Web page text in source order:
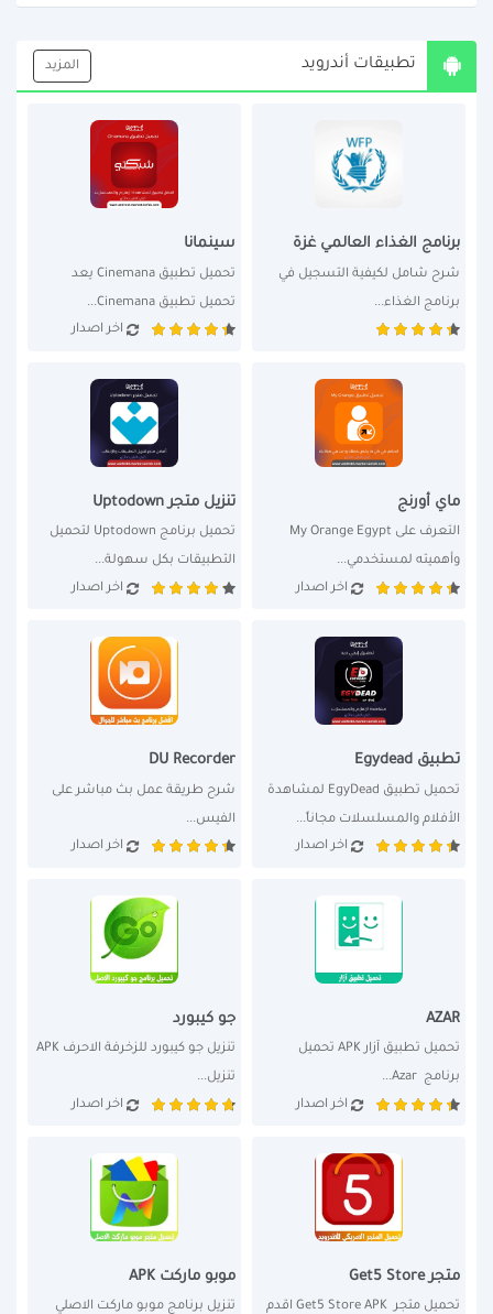
تطبيقات أندرويد المزيد
برنامج الغذاء العالمي غزة
برنامج الغذاء...
سينمانا
تحميل تطبيق Cinemana...
اخر اصدار
ماي أورنج
وأهميته لمستخدمي...
اخر اصدار
تنزيل متجر Uptodown
التطبيقات بكل سهولة...
اخر اصدار
تطبيق Egydead
الأفلام والمسلسلات مجاناً...
اخر اصدار
DU Recorder
الفيس...
اخر اصدار
AZAR
برنامج  Azar...
اخر اصدار
جو كيبورد
تنزيل...
اخر اصدار
متجر Get5 Store موبو ماركت APK